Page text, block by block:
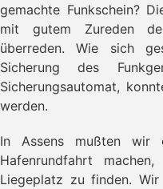
gemachte Funkschein?
mit gutem Zureden
überreden. Wie sich
Sicherung des
Sicherungsautomat,
werden.
In Assens mußten wir
Hafenrundfahrt
Liegeplatz zu finden.